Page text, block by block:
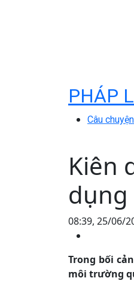
PHÁP
Câu
Kiên
dụng
08:39, 25/06/
Trong bối
môi trường